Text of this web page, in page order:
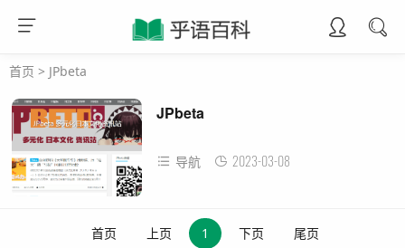
首页 > JPbeta
JPbeta
导航 2023-03-08
首页 上页 1 下页 尾页